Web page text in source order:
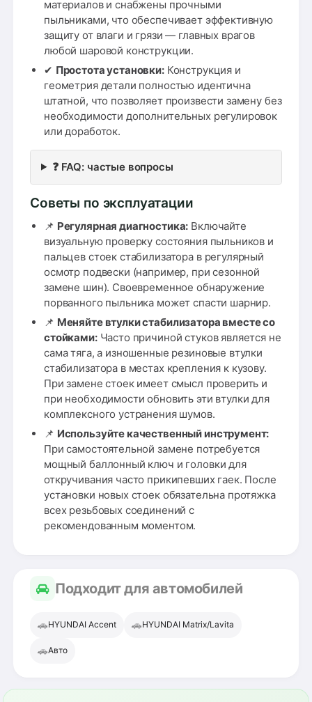
материалов и снабжены прочными
пыльниками, что обеспечивает эффективную
защиту от влаги и грязи — главных врагов
любой шаровой конструкции.
✔ Простота установки:Конструкция и
геометрия детали полностью идентична
штатной, что позволяет произвести замену без
необходимости дополнительных регулировок
или доработок.
❓ FAQ: частые вопросы
Советы по эксплуатации
📌 Регулярная диагностика: Включайте
визуальную проверку состояния пыльников и
пальцев стоек стабилизатора в регулярный
осмотр подвески (например, при сезонной
замене шин). Своевременное обнаружение
порванного пыльника может спасти шарнир.
📌 Меняйте втулки стабилизатора вместе со
стойками:Часто причиной стуков является не
сама тяга, а изношенные резиновые втулки
стабилизатора в местах крепления к кузову.
При замене стоек имеет смысл проверить и
при необходимости обновить эти втулки для
комплексного устранения шумов.
📌 Используйте качественный инструмент:
При самостоятельной замене потребуется
мощный баллонный ключ и головки для
откручивания часто прикипевших гаек. После
установки новых стоек обязательна протяжка
всех резьбовых соединений с
рекомендованным моментом.
Подходит для автомобилей
🚗HYUNDAI Accent 🚗HYUNDAI Matrix/Lavita
🚗Авто